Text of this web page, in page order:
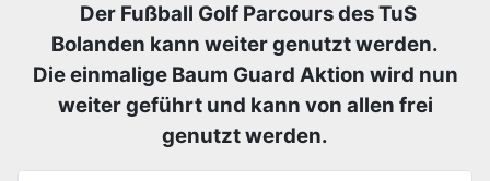
Der Fußball Golf Parcours des TuS
Bolanden kann weiter genutzt werden.
Die einmalige Baum Guard Aktion wird nun
weiter geführt und kann von allen frei
genutzt werden.